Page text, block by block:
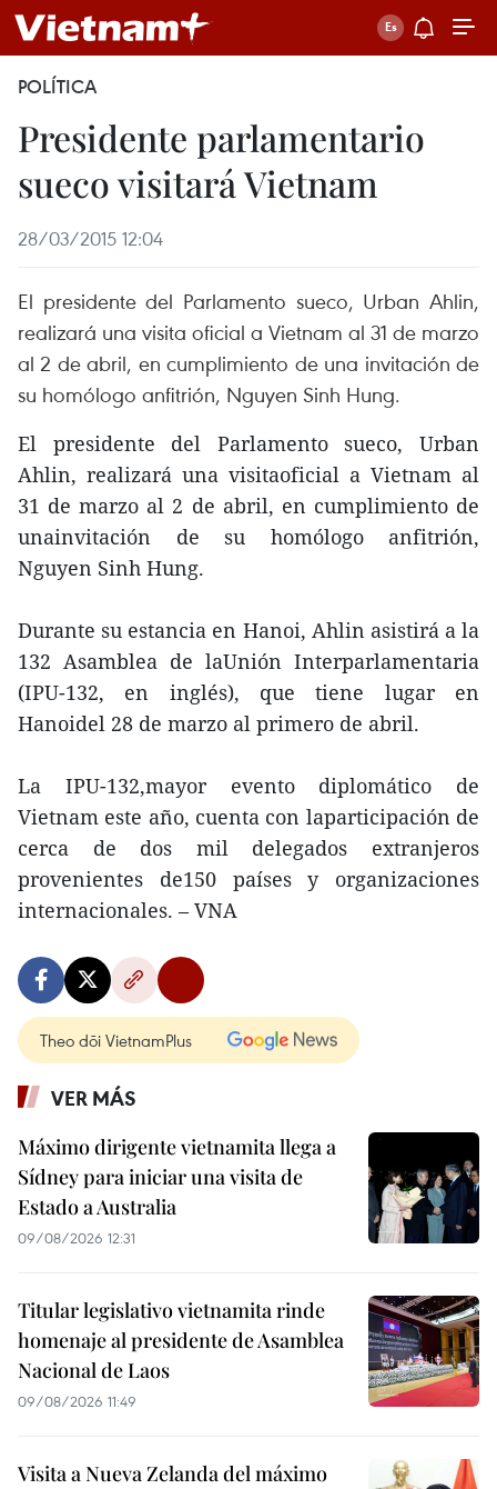
POLÍTICA
Presidente parlamentario
sueco visitará Vietnam
28/03/2015 12:04
El presidente del Parlamento sueco, Urban Ahlin,
realizará una visita oficial a Vietnam al 31 de marzo
al 2 de abril, en cumplimiento de una invitación de
su homólogo anfitrión, Nguyen Sinh Hung.
El presidente del Parlamento sueco, Urban
Ahlin, realizará una visitaoficial a Vietnam al
31 de marzo al 2 de abril, en cumplimiento de
unainvitación de su homólogo anfitrión,
Nguyen Sinh Hung.
Durante su estancia en Hanoi, Ahlin asistirá a la
132 Asamblea de laUnión Interparlamentaria
(IPU-132, en inglés), que tiene lugar en
Hanoidel 28 de marzo al primero de abril.
La IPU-132,mayor evento diplomático de
Vietnam este año, cuenta con laparticipación de
cerca de dos mil delegados extranjeros
provenientes de150 países y organizaciones
internacionales. – VNA
Theo dõi VietnamPlus
VER MÁS
Máximo dirigente vietnamita llega a
Sídney para iniciar una visita de
Estado a Australia
09/08/2026 12:31
Titular legislativo vietnamita rinde
homenaje al presidente de Asamblea
Nacional de Laos
09/08/2026 11:49
Visita a Nueva Zelanda del máximo